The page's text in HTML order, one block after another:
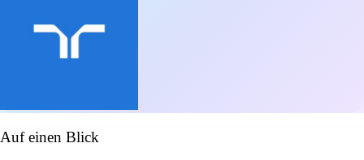
Auf einen Blick